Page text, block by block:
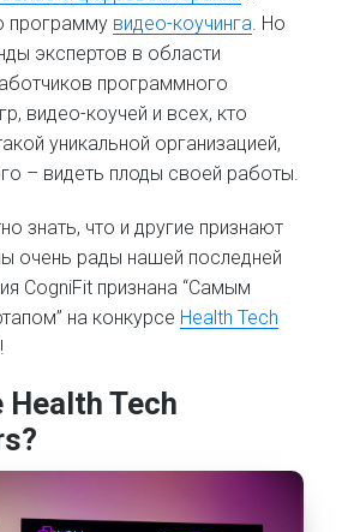
программу видео-коучинга. Но
экспертов в области
программного
видео-коучей и всех, кто
уникальной организацией,
– видеть плоды своей работы.
знать, что и другие признают
очень рады нашей последней
CogniFit признана “Самым
на конкурсе Health Tech
Health Tech